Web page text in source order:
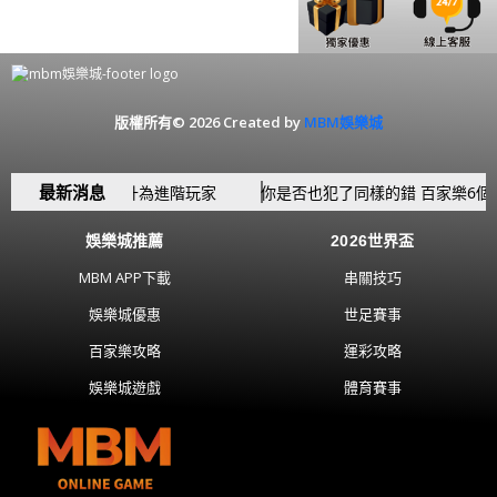
版權所有© 2026 Created by MBM娛樂城
最新消息
你從新手躍升為進階玩家 你是否也犯了同樣的錯 百家樂6個新
娛樂城推薦
MBM APP下載
娛樂城優惠
百家樂攻略
娛樂城遊戲
2026世界盃
串關技巧
世足賽事
運彩攻略
體育賽事